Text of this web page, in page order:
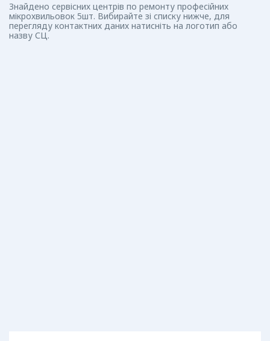
Знайдено сервісних центрів по ремонту професійних
мікрохвильовок 5шт. Вибирайте зі списку нижче, для
перегляду контактних даних натисніть на логотип або
назву СЦ.